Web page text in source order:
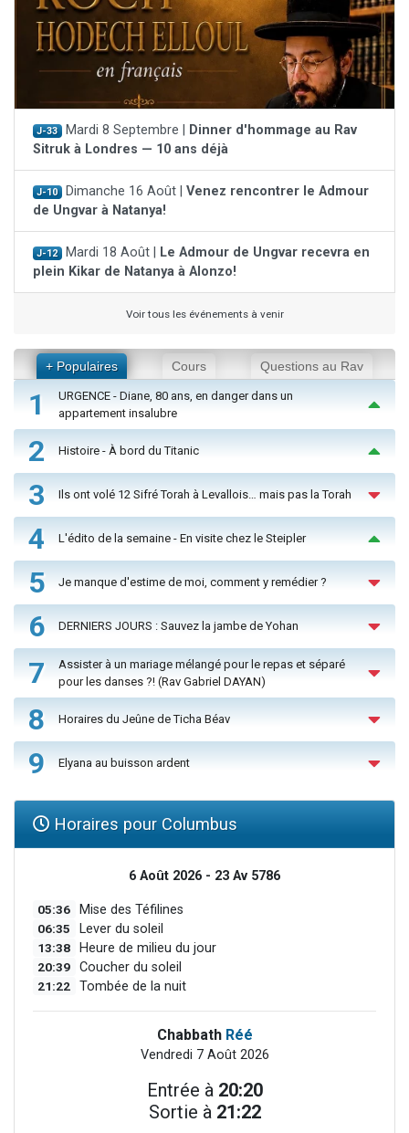
J-33 Mardi 8 Septembre |
Dinner d'hommage au Rav
Sitruk à Londres — 10 ans déjà
J-10 Dimanche 16 Août | Venez rencontrer le Admour
de Ungvar à Natanya!
J-12 Mardi 18 Août |
Le Admour de Ungvar recevra en
plein Kikar de Natanya à Alonzo!
Voir tous les événements à venir
+ Populaires Cours Questions au Rav
1
URGENCE - Diane, 80 ans, en danger dans un
appartement insalubre
2 Histoire - À bord du Titanic
3 Ils ont volé 12 Sifré Torah à Levallois… mais pas la Torah
4 L'édito de la semaine - En visite chez le Steipler
5 Je manque d'estime de moi, comment y remédier ?
6 DERNIERS JOURS : Sauvez la jambe de Yohan
7
Assister à un mariage mélangé pour le repas et séparé
pour les danses ?! (Rav Gabriel DAYAN)
8 Horaires du Jeûne de Ticha Béav
9 Elyana au buisson ardent
Horaires pour Columbus
6 Août 2026 - 23 Av 5786
05:36 Mise des Téfilines
06:35 Lever du soleil
13:38 Heure de milieu du jour
20:39 Coucher du soleil
21:22 Tombée de la nuit
Chabbath Réé
Vendredi 7 Août 2026
Entrée à 20:20
Sortie à 21:22